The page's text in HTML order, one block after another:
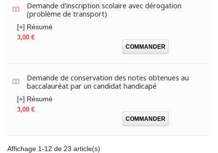
Demande d'inscription scolaire avec dérogation
(problème de transport)
[+] Résumé
Prix
3,00 €
COMMANDER
Demande de conservation des notes obtenues au
baccalauréat par un candidat handicapé
[+] Résumé
Prix
3,00 €
COMMANDER
Affichage 1-12 de 23 article(s)